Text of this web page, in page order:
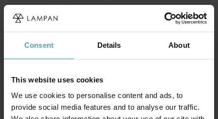
Consent Details About
This website uses cookies
We use cookies to personalise content and ads, to
provide social media features and to analyse our traffic.
COTTEX
Veil. kr 320